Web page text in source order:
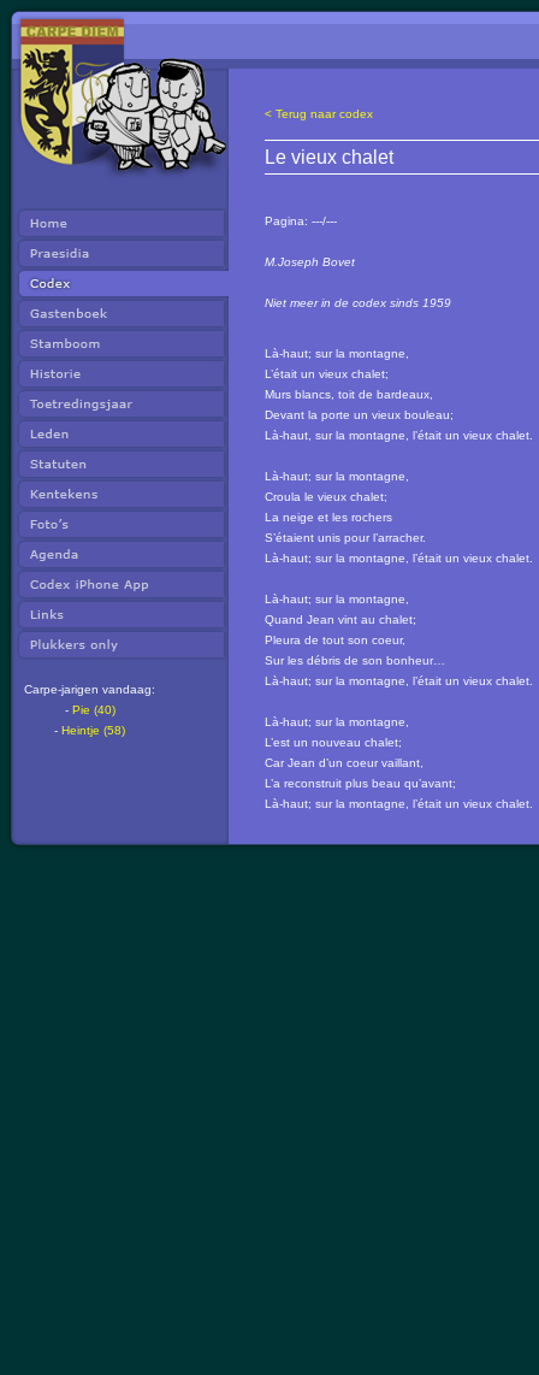
Carpe-jarigen vandaag:
- Pie (40)
- Heintje (58)
< Terug naar codex
Le vieux chalet
Pagina: ---/---
M.Joseph Bovet
Niet meer in de codex sinds 1959
Là-haut; sur la montagne,
L’était un vieux chalet;
Murs blancs, toit de bardeaux,
Devant la porte un vieux bouleau;
Là-haut, sur la montagne, l’était un vieux chalet.
Là-haut; sur la montagne,
Croula le vieux chalet;
La neige et les rochers
S’étaient unis pour l’arracher.
Là-haut; sur la montagne, l’était un vieux chalet.
Là-haut; sur la montagne,
Quand Jean vint au chalet;
Pleura de tout son coeur,
Sur les débris de son bonheur…
Là-haut; sur la montagne, l’était un vieux chalet.
Là-haut; sur la montagne,
L’est un nouveau chalet;
Car Jean d’un coeur vaillant,
L’a reconstruit plus beau qu’avant;
Là-haut; sur la montagne, l’était un vieux chalet.